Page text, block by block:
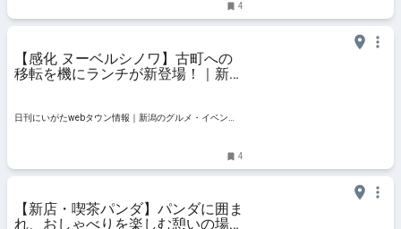
4
【感化 ヌーベルシノワ】古町への
移転を機にランチが新登場！｜新潟
日刊にいがたwebタウン情報｜新潟のグルメ・イベン
4
【新店・喫茶パンダ】パンダに囲ま
れ、おしゃべりを楽しむ憩いの場｜